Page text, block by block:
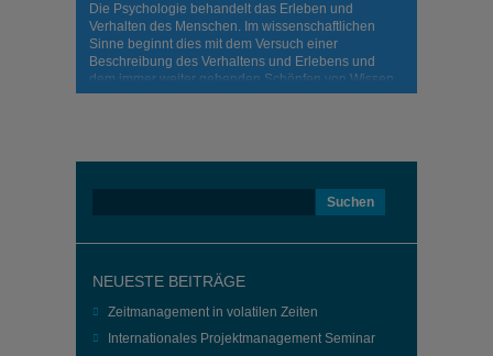
Die Psychologie behandelt das Erleben und
Verhalten des Menschen. Im wissenschaftlichen
Sinne beginnt dies mit dem Versuch einer
Beschreibung des Verhaltens und Erlebens und
dem immer weiter gehenden Schöpfen von Wissen,
der Bildung von Theorien etc. Aber wozu überhaupt?
NEUESTE BEITRÄGE
Zeitmanagement in volatilen Zeiten
Internationales Projektmanagement Seminar